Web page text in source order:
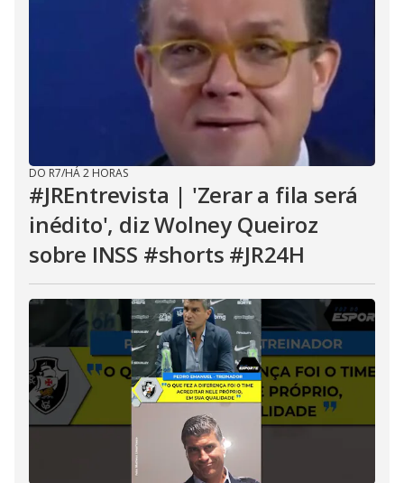
DO R7/HÁ 2 HORAS
#JREntrevista | 'Zerar a fila será
inédito', diz Wolney Queiroz
sobre INSS #shorts #JR24H